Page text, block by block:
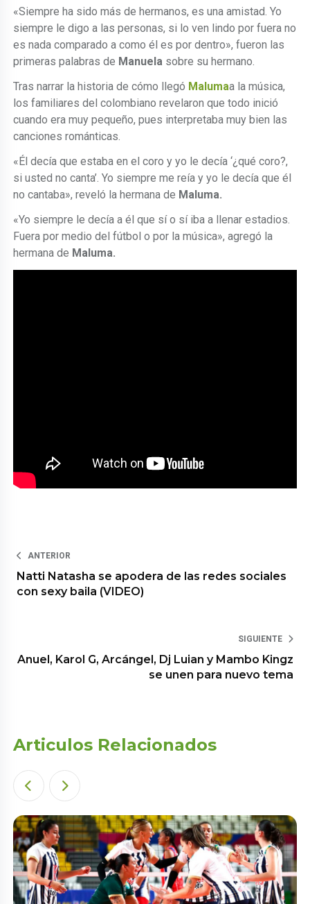
«Siempre ha sido más de hermanos, es una amistad. Yo
siempre le digo a las personas, si lo ven lindo por fuera no
es nada comparado a como él es por dentro», fueron las
primeras palabras de Manuela sobre su hermano.
Tras narrar la historia de cómo llegó Malumaa la música,
los familiares del colombiano revelaron que todo inició
cuando era muy pequeño, pues interpretaba muy bien las
canciones románticas.
«Él decía que estaba en el coro y yo le decía ‘¿qué coro?,
si usted no canta’. Yo siempre me reía y yo le decía que él
no cantaba», reveló la hermana de Maluma.
«Yo siempre le decía a él que sí o sí iba a llenar estadios.
Fuera por medio del fútbol o por la música», agregó la
hermana de Maluma.
ANTERIOR
Natti Natasha se apodera de las redes sociales
con sexy baila (VIDEO)
SIGUIENTE
Anuel, Karol G, Arcángel, Dj Luian y Mambo Kingz
se unen para nuevo tema
Articulos Relacionados